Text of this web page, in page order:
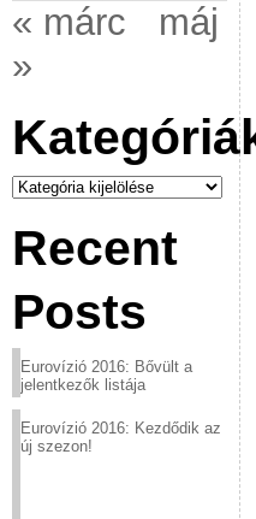
« márc
máj
»
Kategóriák
Recent
Posts
Eurovízió 2016: Bővült a
jelentkezők listája
Eurovízió 2016: Kezdődik az
új szezon!